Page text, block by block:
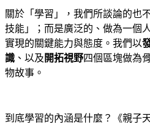
關於「學習」，我們所談論的也
技能」；而是廣泛的、做為一個
實現的關鍵能力與態度。我們以
識 、以及 開拓視野四個區塊做為
物故事。
到底學習的內涵是什麼？《親子